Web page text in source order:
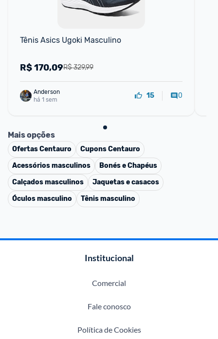
Tênis Asics Ugoki Masculino
R$ 329,99
R$170,09
Anderson
há 1 sem
15 0
Mais opções
OfertasCentauro CuponsCentauro
Acessórios masculinos
Bonés e Chapéus
Calçados masculinos
Jaquetas e casacos
Óculos masculino
Tênis masculino
Institucional
Comercial
Fale conosco
Política de Cookies